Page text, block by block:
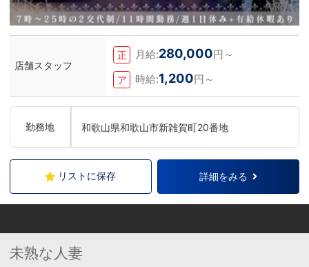
店舗スタッフ
正 月給:280,000円～
ア 時給:1,200円～
勤務地 和歌山県和歌山市新雑賀町20番地
リストに保存 詳細をみる
未熟な人妻